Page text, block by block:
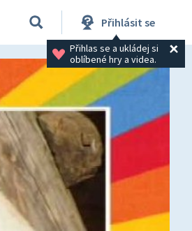
Přihlásit se
Přihlas se a ukládej si
oblíbené hry a videa.